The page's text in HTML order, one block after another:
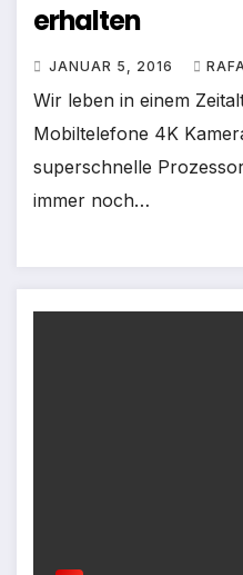
erhalten
JANUAR 5, 2016
Wir leben in einem
Mobiltelefone 4K
superschnelle
immer noch…